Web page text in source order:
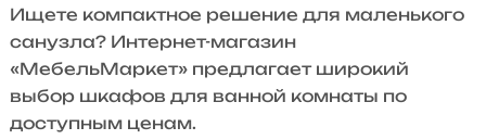
Ищете компактное решение для маленького
санузла? Интернет-магазин
«МебельМаркет» предлагает широкий
выбор шкафов для ванной комнаты по
доступным ценам.